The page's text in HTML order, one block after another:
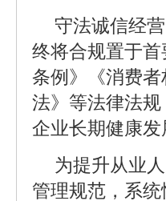
守法诚信经
终将合规置于
条例》《消费
法》等法律法
企业长期健康发
为提升从业
管理规范，系